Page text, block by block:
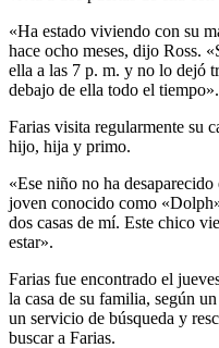
«Ha estado viviendo con su
hace ocho meses, dijo Ross.
ella a las 7 p. m. y no lo dejó
debajo de ella todo el tiempo».
Farias visita regularmente su
hijo, hija y primo.
«Ese niño no ha
joven conocido como
dos casas de mí. Este chico
estar».
Farias fue encontrado el
la casa de su familia, según
un servicio de búsqueda y
buscar a Farias.